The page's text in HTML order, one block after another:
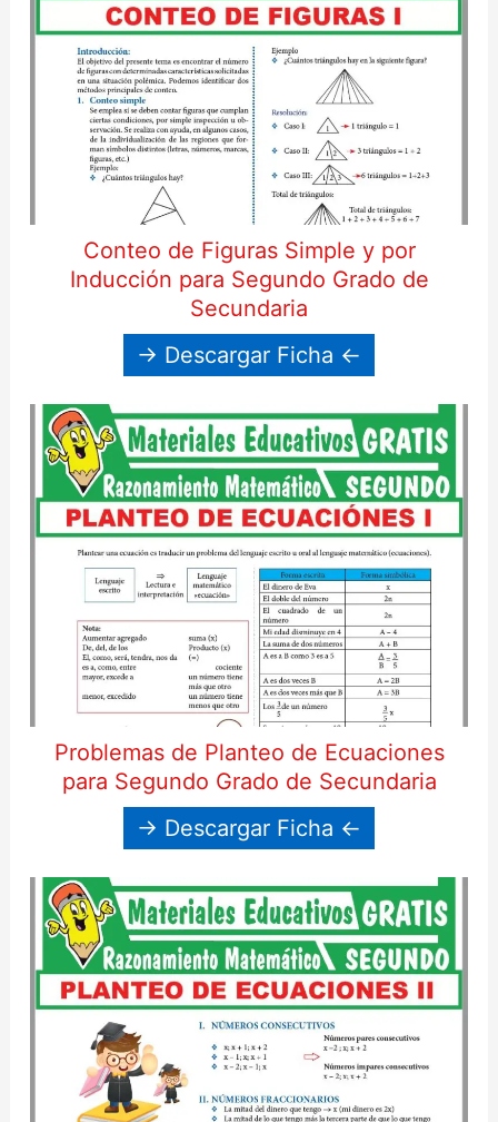
Conteo de Figuras Simple y por
Inducción para Segundo Grado de
Secundaria
→ Descargar Ficha ←
Problemas de Planteo de Ecuaciones
para Segundo Grado de Secundaria
→ Descargar Ficha ←